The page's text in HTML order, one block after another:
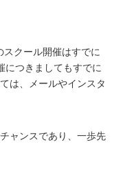
クール開催はすでに
につきましてもすでに
は、メールやインスタ
ャンスであり、一歩先